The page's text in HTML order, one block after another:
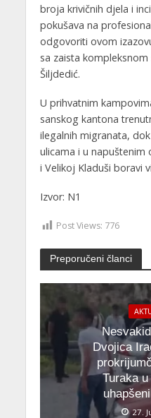
broja krivičnih djela i
pokušava na
odgovoriti ovom
sa zaista
Šiljdedić.
U prihvatnim
sanskog kantona
ilegalnih migranata,
ulicama i u napuštenim
i Velikoj Kladuši boravi
Izvor: N1
Post Views: 776
Preporučeni članci
Dvojica
Turaka
27.